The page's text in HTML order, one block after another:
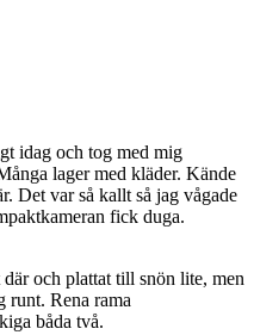
idag och tog med mig
lager med kläder. Kände
Det var så kallt så jag vågade
fick duga.
och plattat till snön lite, men
runt. Rena rama
båda två.